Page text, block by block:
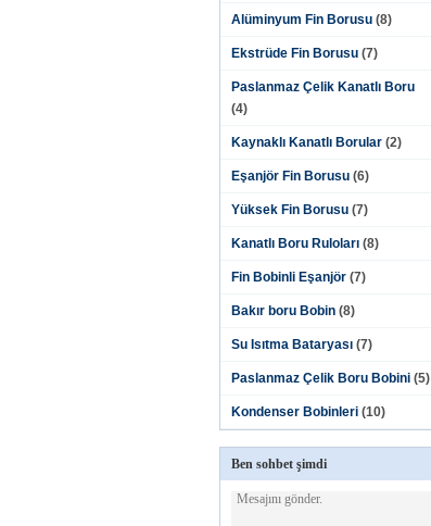
Alüminyum Fin Borusu (8)
Ekstrüde Fin Borusu (7)
Paslanmaz Çelik Kanatlı Boru
(4)
Kaynaklı Kanatlı Borular (2)
Eşanjör Fin Borusu (6)
Yüksek Fin Borusu (7)
Kanatlı Boru Ruloları (8)
Fin Bobinli Eşanjör (7)
Bakır boru Bobin (8)
Su Isıtma Bataryası (7)
Paslanmaz Çelik Boru Bobini (5)
Kondenser Bobinleri (10)
Ben sohbet şimdi